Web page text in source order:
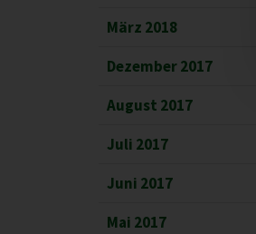
März 2018
Dezember 2017
August 2017
Juli 2017
Juni 2017
Mai 2017